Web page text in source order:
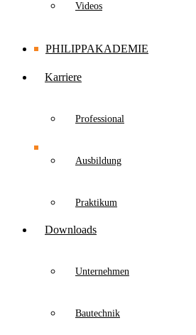
Videos
PHILIPPAKADEMIE
Karriere
Professional
Ausbildung
Praktikum
Downloads
Unternehmen
Bautechnik